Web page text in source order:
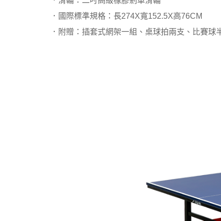
．國際標準規格：長274X寬152.5X高76CM
．附贈：插套式網架一組、桌球拍兩支、比賽球